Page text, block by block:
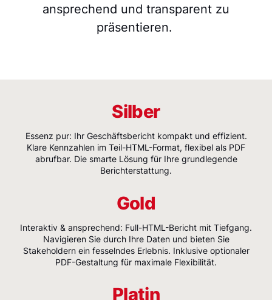
ansprechend und transparent zu
präsentieren.
Silber
Essenz pur: Ihr Geschäftsbericht kompakt und effizient.
Klare Kennzahlen im Teil-HTML-Format, flexibel als PDF
abrufbar. Die smarte Lösung für Ihre grundlegende
Berichterstattung.
Gold
Interaktiv & ansprechend: Full-HTML-Bericht mit Tiefgang.
Navigieren Sie durch Ihre Daten und bieten Sie
Stakeholdern ein fesselndes Erlebnis. Inklusive optionaler
PDF-Gestaltung für maximale Flexibilität.
Platin